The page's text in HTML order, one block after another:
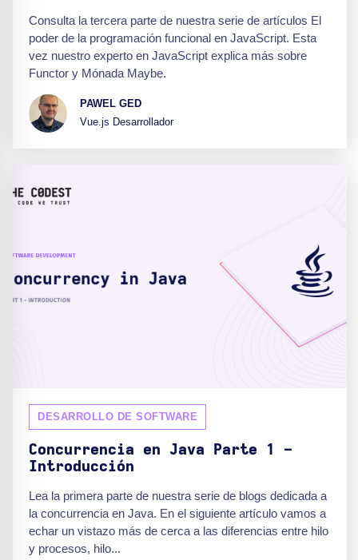
Consulta la tercera parte de nuestra serie de artículos El
poder de la programación funcional en JavaScript. Esta
vez nuestro experto en JavaScript explica más sobre
Functor y Mónada Maybe.
PAWEL GED
Vue.js Desarrollador
DESARROLLO DE SOFTWARE
Concurrencia en Java Parte 1 -
Introducción
Lea la primera parte de nuestra serie de blogs dedicada a
la concurrencia en Java. En el siguiente artículo vamos a
echar un vistazo más de cerca a las diferencias entre hilo
y procesos, hilo...